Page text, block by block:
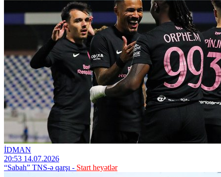
İDMAN
20:53 14.07.2026
“Sabah” TNS-ə qarşı - Start heyətlər